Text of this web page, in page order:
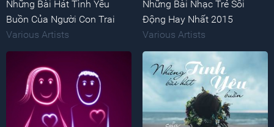
Những Bài Hát Tình Yêu
Buồn Của Người Con Trai
Various Artists
Những Bài Nhạc Trẻ Sôi
Động Hay Nhất 2015
Various Artists